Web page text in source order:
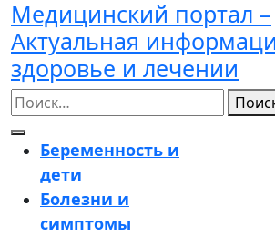
Перейти
содержимому
Медицинский портал –
Актуальная
здоровье и лечении
Кнопка
Открыть
Беременность и
дети
Болезни и
симптомы